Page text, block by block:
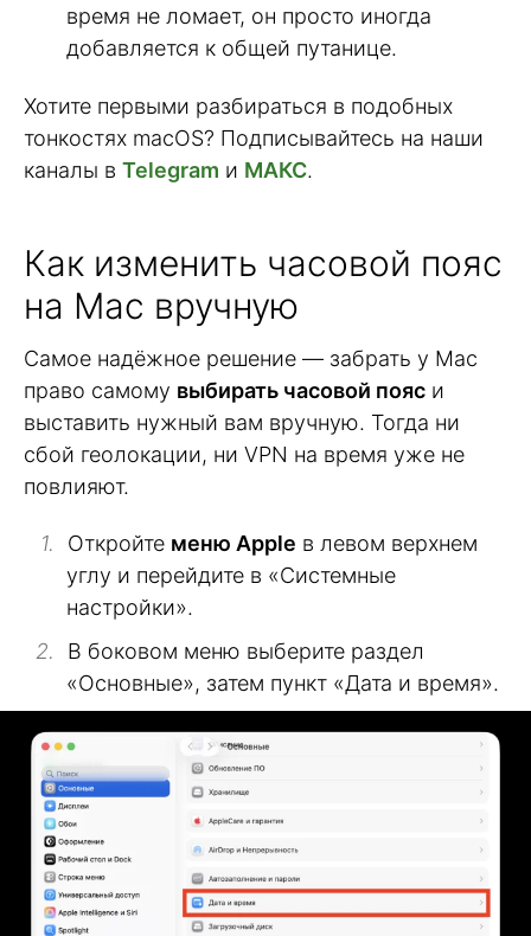
время не ломает, он просто иногда
добавляется к общей путанице.
Хотите первыми разбираться в подобных
тонкостях macOS? Подписывайтесь на наши
каналы в Telegram и МАКС.
Как изменить часовой пояс
на Mac вручную
Самое надёжное решение — забрать у Mac
право самому выбирать часовой пояс и
выставить нужный вам вручную. Тогда ни
сбой геолокации, ни VPN на время уже не
повлияют.
Откройте меню Apple в левом верхнем
углу и перейдите в «Системные
настройки».
В боковом меню выберите раздел
«Основные», затем пункт «Дата и время».